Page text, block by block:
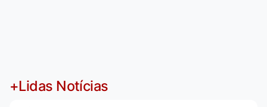
+Lidas Notícias